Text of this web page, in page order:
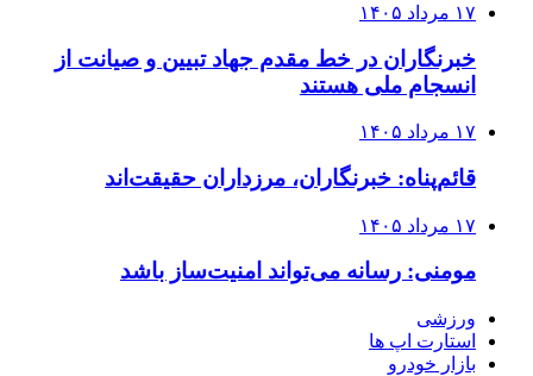
۱۷ مرداد ۱۴۰۵
خبرنگاران در خط مقدم جهاد تبیین و صیانت از
انسجام ملی هستند
۱۷ مرداد ۱۴۰۵
قائم‌پناه: ‏خبرنگاران، مرزداران حقیقت‌اند
۱۷ مرداد ۱۴۰۵
مومنی: رسانه می‌تواند امنیت‌ساز باشد
ورزشی
استارت اپ ها
بازار خودرو